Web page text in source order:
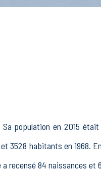
population en 2015
3528 habitants en 1968.
a recensé 84 naissances et